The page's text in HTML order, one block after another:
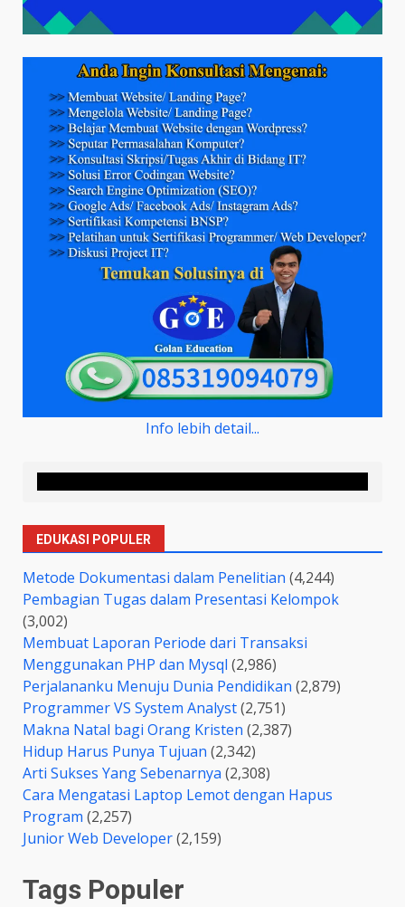
Info lebih detail...
EDUKASI POPULER
Metode Dokumentasi dalam Penelitian (4,244)
Pembagian Tugas dalam Presentasi Kelompok
(3,002)
Membuat Laporan Periode dari Transaksi
Menggunakan PHP dan Mysql (2,986)
Perjalananku Menuju Dunia Pendidikan (2,879)
Programmer VS System Analyst(2,751)
Makna Natal bagi Orang Kristen (2,387)
Hidup Harus Punya Tujuan (2,342)
Arti Sukses Yang Sebenarnya (2,308)
Cara Mengatasi Laptop Lemot dengan Hapus
Program (2,257)
Junior Web Developer(2,159)
Tags Populer